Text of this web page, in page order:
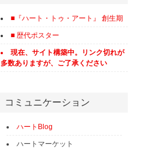
■『ハート・トゥ・アート』 創生期
■ 歴代ポスター
現在、サイト構築中。リンク切れが
多数ありますが、ご了承ください
コミュニケーション
ハートBlog
ハートマーケット